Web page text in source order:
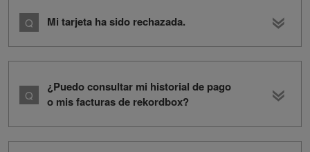
Mi tarjeta ha sido rechazada.
¿Puedo consultar mi historial de pago
o mis facturas de rekordbox?